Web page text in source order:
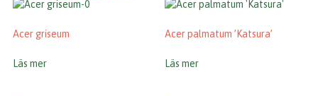
Acer griseum
Läs mer
Acer palmatum ’Katsura’
Läs mer